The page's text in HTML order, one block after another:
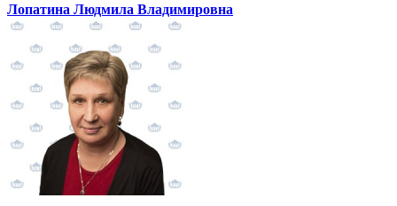
Лопатина Людмила Владимировна